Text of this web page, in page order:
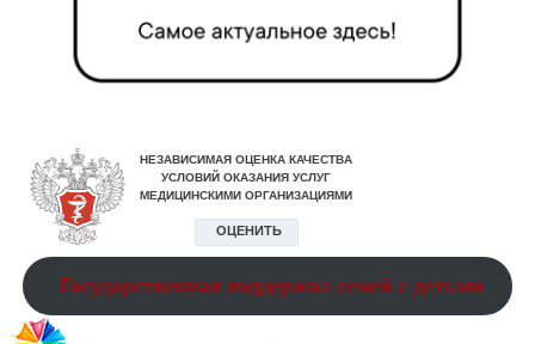
Государственная поддержка семей с детьми